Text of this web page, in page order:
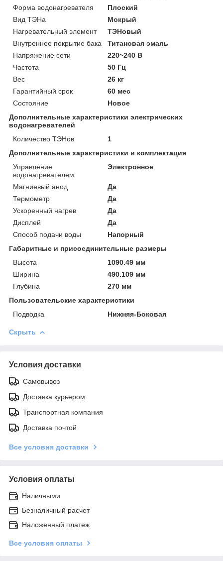
Форма водонагревателя
Плоский
Вид ТЭНа
Мокрый
Нагревательный элемент
ТЭНовый
Внутреннее покрытие бака
Титановая эмаль
Напряжение сети
220~240 В
Частота
50 Гц
Вес
26 кг
Гарантийный срок
60 мес
Состояние
Новое
Дополнительные характеристики электрических
водонагревателей
Количество ТЭНов
1
Дополнительные характеристики и комплектация
Управление
водонагревателем
Электронное
Магниевый анод
Да
Термометр
Да
Ускоренный нагрев
Да
Дисплей
Да
Способ подачи воды
Напорный
Габаритные и присоединительные размеры
Высота
1090.49 мм
Ширина
490.109 мм
Глубина
270 мм
Пользовательские характеристики
Подводка
Нижняя-Боковая
Скрыть
Условия доставки
Самовывоз
Доставка курьером
Транспортная компания
Доставка почтой
Все условия доставки
Условия оплаты
Наличными
Безналичный расчет
Наложенный платеж
Все условия оплаты